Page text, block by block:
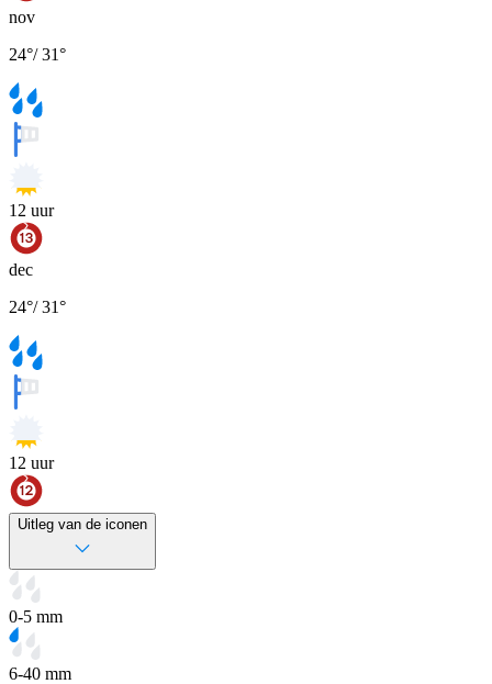
nov
24°/31°
12 uur
dec
24°/31°
12 uur
Uitleg van de iconen
0-5 mm
6-40 mm